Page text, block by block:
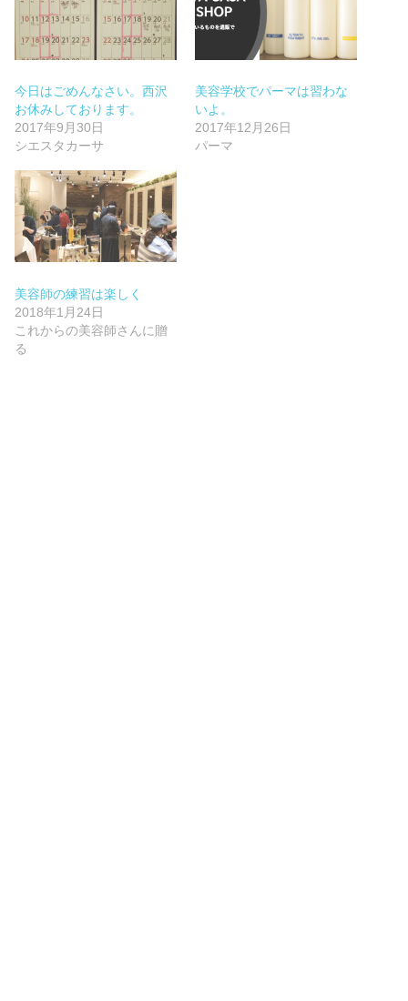
今日はごめんなさい。西沢
お休みしております。
2017年9月30日
シエスタカーサ
美容学校でパーマは習わな
いよ。
2017年12月26日
パーマ
美容師の練習は楽しく
2018年1月24日
これからの美容師さんに贈
る